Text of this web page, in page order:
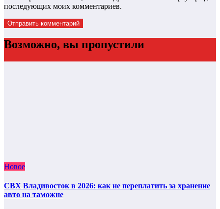
последующих моих комментариев.
Возможно, вы пропустили
Новое
СВХ Владивосток в 2026: как не переплатить за хранение
авто на таможне